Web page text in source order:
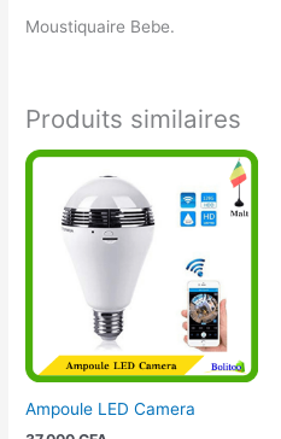
Moustiquaire Bebe.
Produits similaires
Ampoule LED Camera